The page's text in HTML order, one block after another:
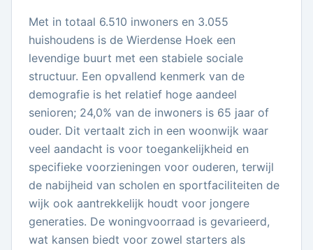
Met in totaal 6.510 inwoners en 3.055
huishoudens is de Wierdense Hoek een
levendige buurt met een stabiele sociale
structuur. Een opvallend kenmerk van de
demografie is het relatief hoge aandeel
senioren; 24,0% van de inwoners is 65 jaar of
ouder. Dit vertaalt zich in een woonwijk waar
veel aandacht is voor toegankelijkheid en
specifieke voorzieningen voor ouderen, terwijl
de nabijheid van scholen en sportfaciliteiten de
wijk ook aantrekkelijk houdt voor jongere
generaties. De woningvoorraad is gevarieerd,
wat kansen biedt voor zowel starters als